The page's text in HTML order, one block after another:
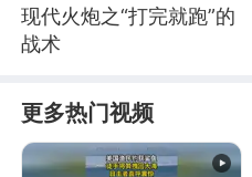
现代火炮之“打完就跑”的
战术
更多热门视频